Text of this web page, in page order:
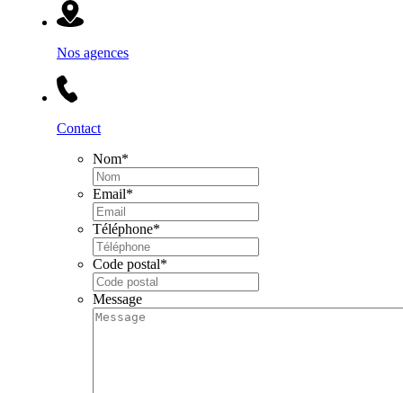
Nos agences
Contact
Nom*
Email*
Téléphone*
Code postal*
Message